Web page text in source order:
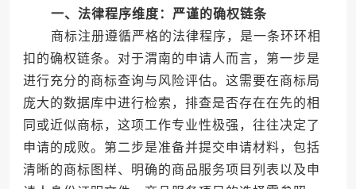
一、法律程序维度：严谨的确权链条
商标注册遵循严格的法律程序，是一条环环相
扣的确权链条。对于渭南的申请人而言，第一步是
进行充分的商标查询与风险评估。这需要在商标局
庞大的数据库中进行检索，排查是否存在在先的相
同或近似商标，这项工作专业性极强，往往决定了
申请的成败。第二步是准备并提交申请材料，包括
清晰的商标图样、明确的商品服务项目列表以及申